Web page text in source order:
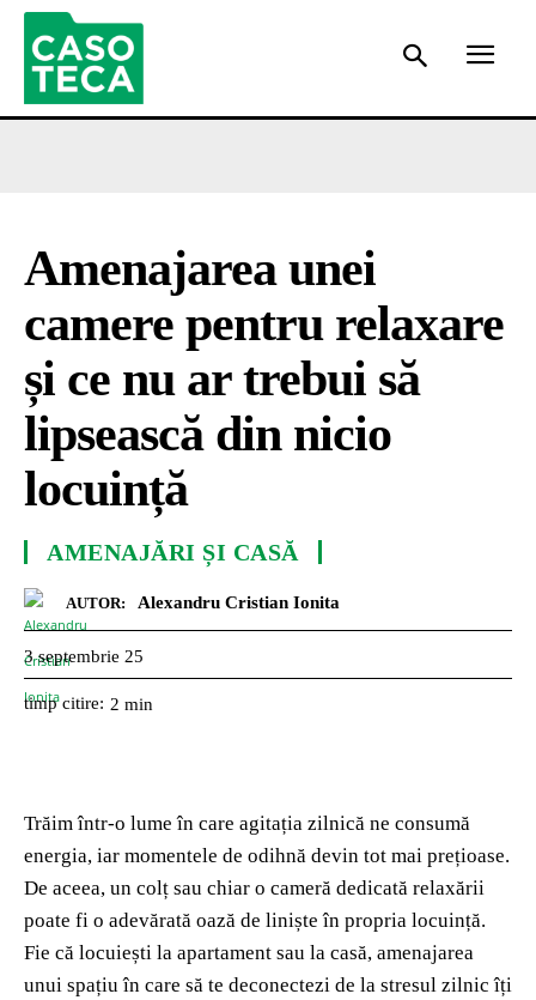
Amenajarea unei
camere pentru relaxare
și ce nu ar trebui să
lipsească din nicio
locuință
AMENAJĂRI ȘI CASĂ
AUTOR: Alexandru Cristian Ionita
3 septembrie 25
timp citire: 2 min
Trăim într-o lume în care agitația zilnică ne consumă
energia, iar momentele de odihnă devin tot mai prețioase.
De aceea, un colț sau chiar o cameră dedicată relaxării
poate fi o adevărată oază de liniște în propria locuință.
Fie că locuiești la apartament sau la casă, amenajarea
unui spațiu în care să te deconectezi de la stresul zilnic îți